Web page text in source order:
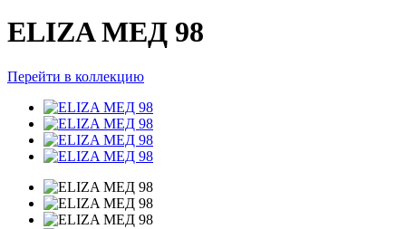
ELIZA МЕД 98
Перейти в коллекцию